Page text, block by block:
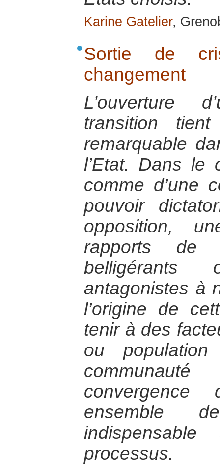
Karine Gatelier,
Sortie de
changement
L’ouverture
transition
remarquable
l’Etat. Dans le
comme d’une
pouvoir
opposition,
rapports de
antagonistes à
l’origine de
tenir à des
ou
convergence
ensemble
processus.